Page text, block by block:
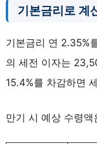
기본금리로 계
기본금리 연 2.35%
의 세전 이자는
15.4%를 차감하면
만기 시 예상 수령